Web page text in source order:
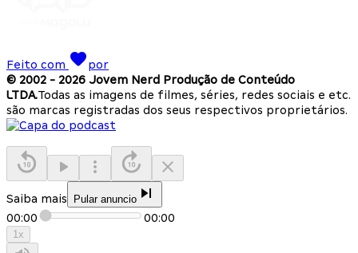
Feito com
por
© 2002 - 2026 Jovem Nerd Produção de Conteúdo
LTDA.Todas as imagens de filmes, séries, redes sociais e etc.
são marcas registradas dos seus respectivos proprietários.
Saiba mais Pular anuncio
00:00 00:00
1x